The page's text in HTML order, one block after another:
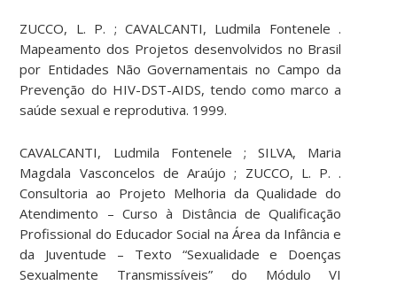
ZUCCO, L. P. ; CAVALCANTI, Ludmila Fontenele .
Mapeamento dos Projetos desenvolvidos no Brasil
por Entidades Não Governamentais no Campo da
Prevenção do HIV-DST-AIDS, tendo como marco a
saúde sexual e reprodutiva. 1999.
CAVALCANTI, Ludmila Fontenele ; SILVA, Maria
Magdala Vasconcelos de Araújo ; ZUCCO, L. P. .
Consultoria ao Projeto Melhoria da Qualidade do
Atendimento – Curso à Distância de Qualificação
Profissional do Educador Social na Área da Infância e
da Juventude – Texto “Sexualidade e Doenças
Sexualmente Transmissíveis” do Módulo VI